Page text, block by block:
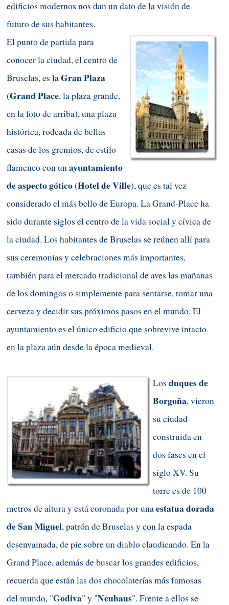
edificios modernos nos dan un dato de la visión de
futuro de sus habitantes.
El punto de partida para
conocer la ciudad, el centro de
Bruselas, es laGran Plaza
(Grand Place,la plaza grande,
en la foto de arriba), una plaza
histórica, rodeada de bellas
casas de los gremios, de estilo
flamenco con unayuntamiento
de aspecto gótico(Hotel de Ville),que es tal vez
considerado el más bello de Europa. La Grand-Place ha
sido durante siglos el centro de la vida social y cívica de
la ciudad. Los habitantes de Bruselas se reúnen allí para
sus ceremonias y celebraciones más importantes,
también para el mercado tradicional de aves las mañanas
de los domingos o simplemente para sentarse, tomar una
cerveza y decidir sus próximos pasos en el mundo. El
ayuntamiento es el único edificio que sobrevive intacto
en la plaza aún desde la época medieval.
Los duques de
Borgoña, vieron
su ciudad
construida en
dos fases en el
siglo XV. Su
torre es de 100
metros de altura y está coronada por unaestatua dorada
de San Miguel, patrón de Bruselas y con la espada
desenvainada, de pie sobre un diablo claudicando. En la
Grand Place, además de buscar los grandes edificios,
recuerda que están las dos chocolaterías más famosas
del mundo, "Godiva" y "Neuhaus". Frente a ellos se